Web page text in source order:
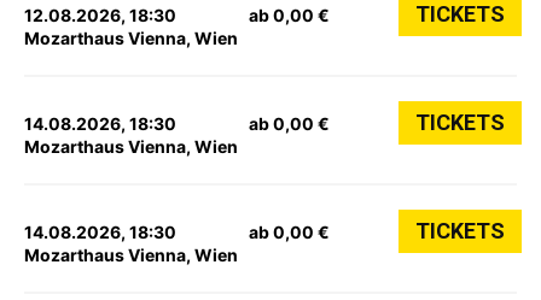
12.08.2026, 18:30
Mozarthaus Vienna, Wien
ab 0,00 € TICKETS
14.08.2026, 18:30
Mozarthaus Vienna, Wien
ab 0,00 € TICKETS
14.08.2026, 18:30
Mozarthaus Vienna, Wien
ab 0,00 € TICKETS